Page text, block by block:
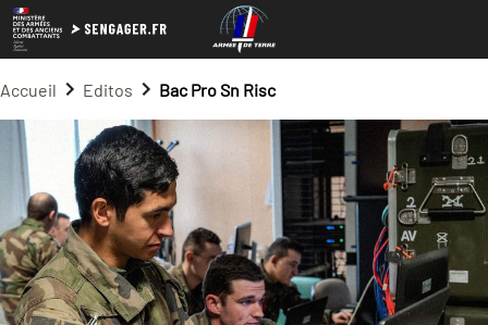
Accueil Editos Bac Pro Sn Risc